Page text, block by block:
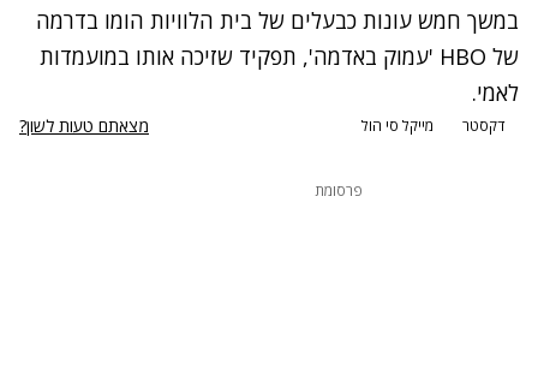
במשך חמש עונות כבעלים של בית הלוויות הומו בדרמה
של HBO 'עמוק באדמה', תפקיד שזיכה אותו במועמדות
לאמי.
דקסטר מייקל סי הול מצאתם טעות לשון?
פרסומת